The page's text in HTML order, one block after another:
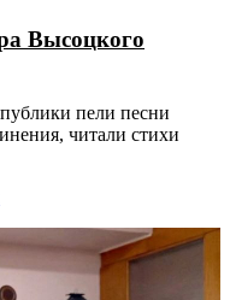
Высоцкого
пели песни
читали стихи